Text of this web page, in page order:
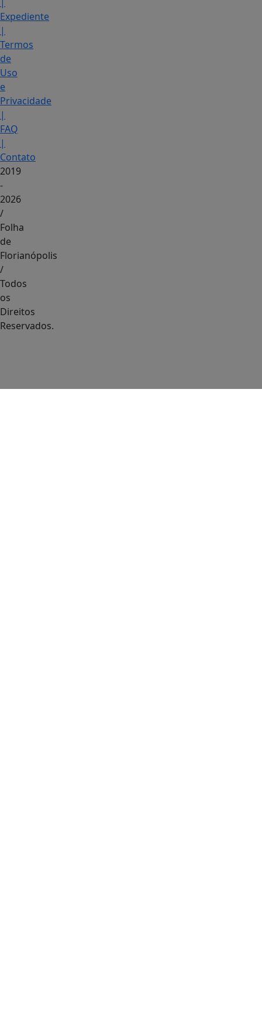
Expediente
|
Termos
de
Uso
e
Privacidade
|
FAQ
|
Contato
2019
-
2026
/
Folha
de
Florianópolis
/
Todos
os
Direitos
Reservados.